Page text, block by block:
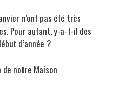
n’ont pas été très
Pour autant, y-a-t-il des
d’année ?
notre Maison